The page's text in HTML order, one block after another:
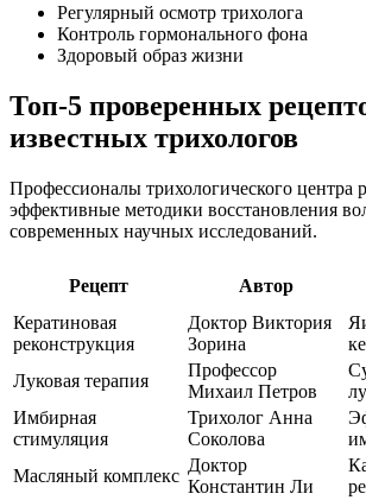
Регулярный осмотр трихолога
Контроль гормонального фона
Здоровый образ жизни
Топ-5 проверенных
известных трихологов
Профессионалы трихологического центра
эффективные методики восстановления
современных научных исследований.
Рецепт Автор
Кератиновая
реконструкция
Доктор Виктория
Зорина
Луковая терапия
Профессор
Михаил Петров
Имбирная
стимуляция
Трихолог Анна
Соколова
Масляный комплекс
Доктор
Константин Ли